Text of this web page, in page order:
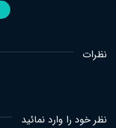
نظرات
نظر خود را وارد نمائید